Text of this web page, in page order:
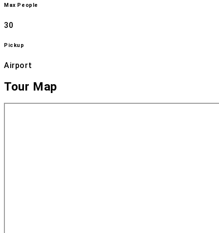
Max People
30
Pickup
Airport
Tour Map